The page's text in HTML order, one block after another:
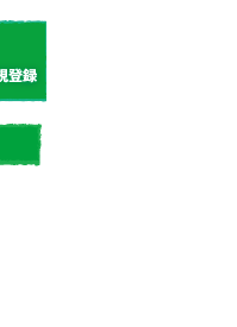
」サイエンスデイ